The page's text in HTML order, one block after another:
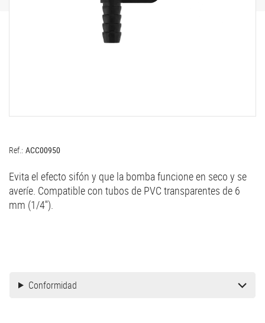
Ref.: ACC00950
Evita el efecto sifón y que la bomba funcione en seco y se
averíe. Compatible con tubos de PVC transparentes de 6
mm (1/4'').
Conformidad